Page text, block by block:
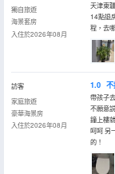
獨自旅遊
海景套房
入住於2026年08月
天津東
14點退
程，去
訪客
家庭旅遊
豪華海景房
入住於2026年08月
1.0 不
帶孩子
不願意
鐘上樓
呵呵 另
的！